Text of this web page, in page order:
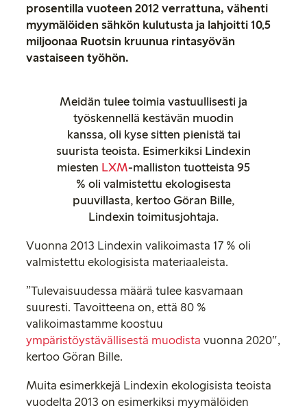
prosentilla vuoteen 2012 verrattuna, vähenti
myymälöiden sähkön kulutusta ja lahjoitti 10,5
miljoonaa Ruotsin kruunua rintasyövän
vastaiseen työhön.
Meidän tulee toimia vastuullisesti ja
työskennellä kestävän muodin
kanssa, oli kyse sitten pienistä tai
suurista teoista. Esimerkiksi Lindexin
miesten LXM-malliston tuotteista 95
% oli valmistettu ekologisesta
puuvillasta, kertoo Göran Bille,
Lindexin toimitusjohtaja.
Vuonna 2013 Lindexin valikoimasta 17 % oli
valmistettu ekologisista materiaaleista.
”Tulevaisuudessa määrä tulee kasvamaan
suuresti. Tavoitteena on, että 80 %
valikoimastamme koostuu
ympäristöystävällisestä muodista vuonna 2020″,
kertoo Göran Bille.
Muita esimerkkejä Lindexin ekologisista teoista
vuodelta 2013 on esimerkiksi myymälöiden